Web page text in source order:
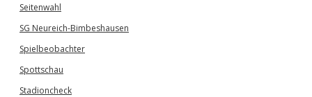
Seitenwahl
SG Neureich-Bimbeshausen
Spielbeobachter
Spottschau
Stadioncheck